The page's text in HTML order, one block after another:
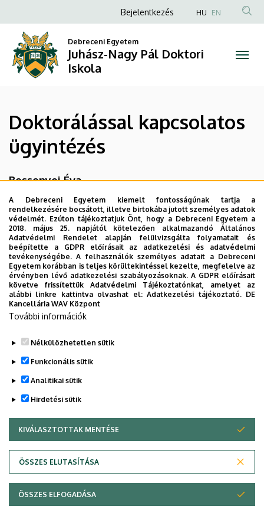
Doktorálással
kapcsolatos
ügyintézés
Juhász-
Nagy
Pál
Doktori
Iskola
a
tartalomra
Anonim
fiók
menüje
Bejelentkezés HU EN
Debreceni Egyetem
Juhász-Nagy Pál Doktori
Iskola
Doktorálással kapcsolatos
ügyintézés
Bessenyei Éva
4032 Debrecen, Egyetem tér 1.
Főépület (Egyetem téri Campus) földszint 15
"TDT Iroda"
Tel.: +36 52 512 900/62890
E-mail:phd-ttk@science.unideb.hu
Legutóbbi frissítés: 2023. 03. 28. 10:44
Adatvédelem
Szerzői jog © 2026 Unideb
A Debreceni Egyetem kiemelt fontosságúnak tartja a
rendelkezésére bocsátott, illetve birtokába jutott személyes adatok
védelmét. Ezúton tájékoztatjuk Önt, hogy a Debreceni Egyetem a
2018. május 25. napjától kötelezően alkalmazandó Általános
Adatvédelmi Rendelet alapján felülvizsgálta folyamatait és
beépítette a GDPR előírásait az adatkezelési és adatvédelmi
tevékenységébe. A felhasználók személyes adatait a Debreceni
Egyetem korábban is teljes körültekintéssel kezelte, megfelelve az
érvényben lévő adatkezelési szabályozásoknak. A GDPR előírásait
követve frissítettük Adatvédelmi Tájékoztatónkat, amelyet az
alábbi linkre kattintva olvashat el:Adatkezelési tájékoztató. DE
Kancellária WAV Központ
További információk
Nélkülözhetetlen sütik
Funkcionális sütik
Analitikai sütik
Hirdetési sütik
KIVÁLASZTOTTAK MENTÉSE
ÖSSZES ELUTASÍTÁSA
WITHDRAW CONSENT
ÖSSZES ELFOGADÁSA